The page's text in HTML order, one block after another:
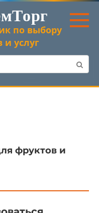
по выбору
и услуг
фруктов и